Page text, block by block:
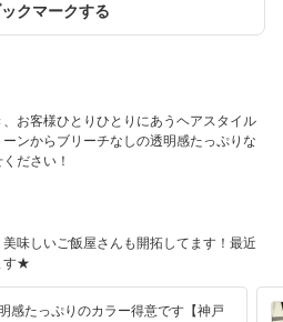
クマークする
お客様ひとりひとりにあうヘアスタイル
ンからブリーチなしの透明感たっぷりな
ださい！
味しいご飯屋さんも開拓してます！最近
す★
感たっぷりのカラー得意です【神戸